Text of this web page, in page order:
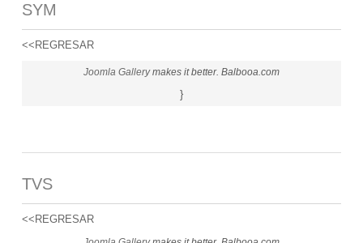
SYM
<<REGRESAR
Joomla Gallerymakes it better. Balbooa.com
}
TVS
<<REGRESAR